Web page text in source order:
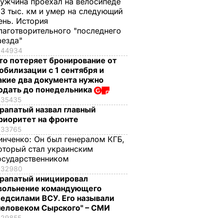
тыс. км и умер на следующий
История
"последнего
44934
потеряет бронирование от
с 1 сентября и
два документа нужно
до понедельника
35435
назвал главный
на фронте
33765
Он был генералом КГБ,
стал украинским
32980
инициировал
командующего
ВСУ. Его называли
Сырского" – СМИ